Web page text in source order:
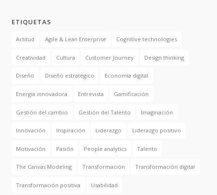
ETIQUETAS
Actitud Agile & Lean Enterprise Cognitive technologies
Creatividad Cultura Customer Journey Design thinking
Diseño Diseño estratégico Economía digital
Energía innovadora Entrevista Gamificación
Gestión del cambio Gestión del Talento Imaginación
Innovación Inspiración Liderazgo Liderazgo positivo
Motivación Pasión People analytics Talento
The Canvas Modeling Transformación Transformación digital
Transformación positiva Usabilidad